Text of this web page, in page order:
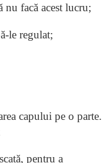
facă acest lucru;
le regulat;
capului pe o parte.
pentru a